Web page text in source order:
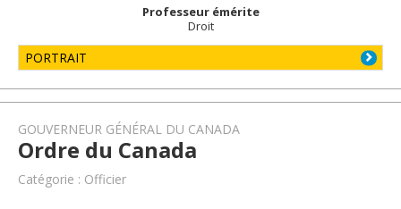
Professeur émérite
Droit
PORTRAIT
GOUVERNEUR GÉNÉRAL DU CANADA
Ordre du Canada
Catégorie : Officier